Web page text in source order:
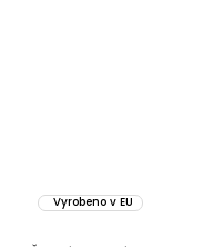
Vyrobeno v EU